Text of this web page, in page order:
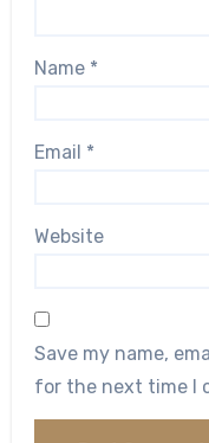
Name *
Email *
Website
Save my name,
for the next time I